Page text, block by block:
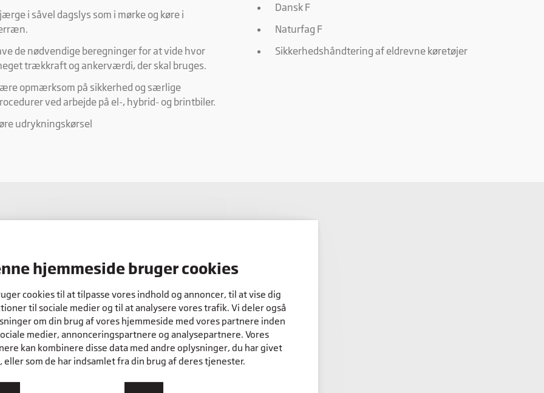
hjemmeside bruger cookies
cookies til at tilpasse vores indhold og annoncer, til at vise dig
til sociale medier og til at analysere vores trafik. Vi deler også
om din brug af vores hjemmeside med vores partnere inden
medier, annonceringspartnere og analysepartnere. Vores
kan kombinere disse data med andre oplysninger, du har givet
eller som de har indsamlet fra din brug af deres tjenester.
i såvel dagslys som i mørke og køre i
de nødvendige beregninger for at vide hvor
trækkraft og ankerværdi, der skal bruges.
opmærksom på sikkerhed og særlige
ved arbejde på el-, hybrid- og brintbiler.
udrykningskørsel
Dansk F
Naturfag F
Sikkerhedshåndtering af eldrevne køretøjer
bygget op
hvor du bliver præsenteret for
og lageroperatør.
andet truckcertifikat, varebilscertifikat og
og er fordelt på 4 skoleperioder, som foregår på
et relevant specialefag, som vælges i samarbejde